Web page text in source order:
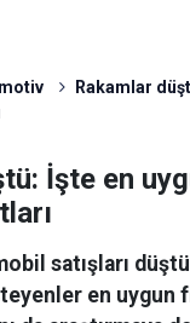
Rakamlar
İşte en
satışları
en uygun